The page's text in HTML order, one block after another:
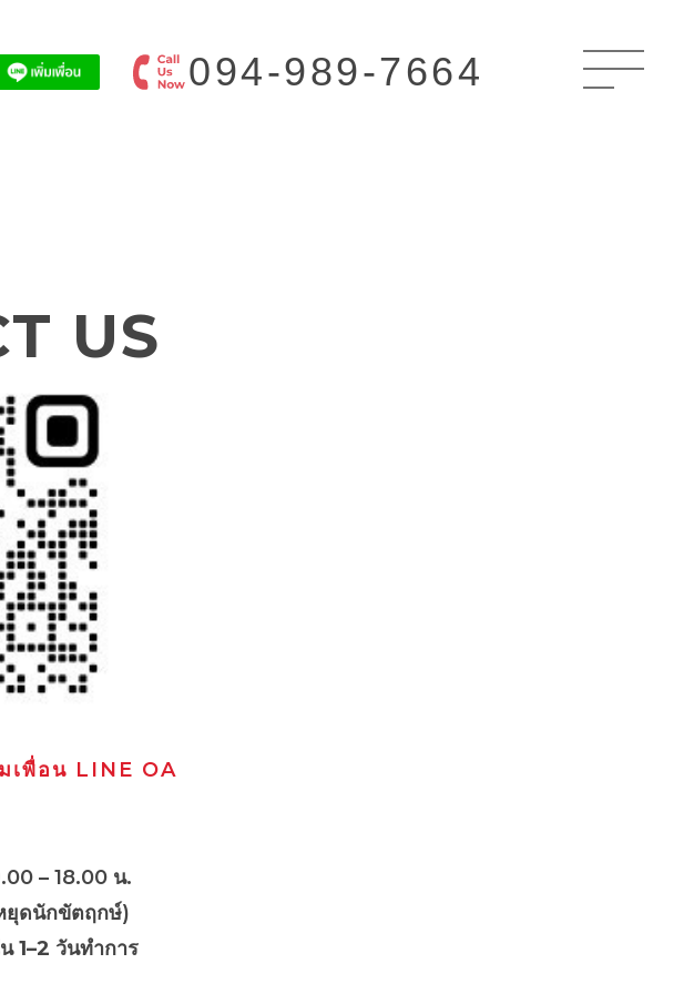
094-989-7664
US
เพื่อน LINE OA
– 18.00 น.
ยุดนักขัตฤกษ์)
1–2 วันทำการ